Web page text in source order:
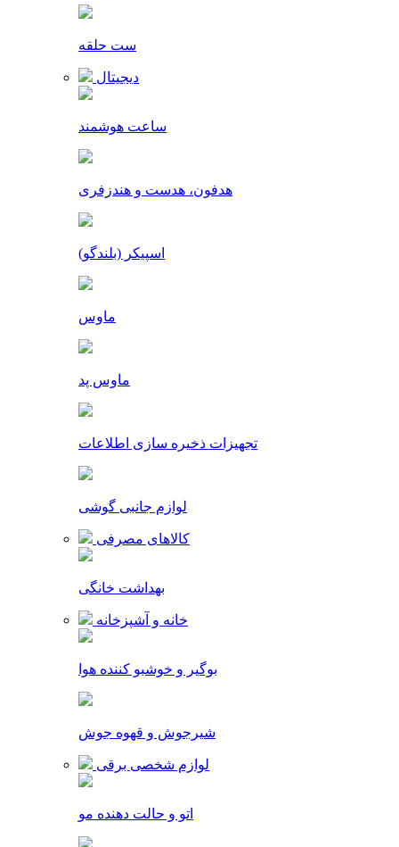
ست حلقه
دیجیتال
ساعت هوشمند
هدفون، هدست و هندزفری
اسپیکر (بلندگو)
ماوس
ماوس پد
تجهیزات ذخیره سازی اطلاعات
لوازم جانبی گوشی
کالاهای مصرفی
بهداشت خانگی
خانه و آشپزخانه
بوگیر و خوشبو کننده هوا
شیرجوش و قهوه جوش
لوازم شخصی برقی
اتو و حالت دهنده مو